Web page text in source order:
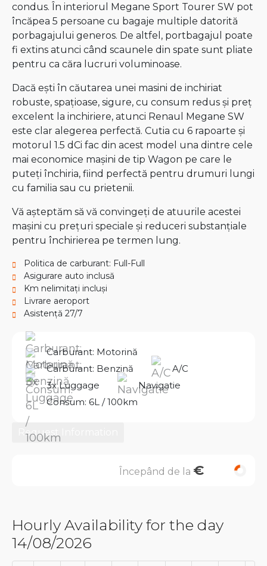
condus. În interiorul Megane Sport Tourer SW pot
încăpea 5 persoane cu bagaje multiple datorită
porbagajului generos. De altfel, portbagajul poate
fi extins atunci când scaunele din spate sunt pliate
pentru ca căra lucruri voluminoase.
Dacă ești în căutarea unei masini de inchiriat
robuste, spațioase, sigure, cu consum redus și preț
excelent la inchiriere, atunci Renaul Megane SW
este clar alegerea perfectă. Cutia cu 6 rapoarte și
motorul 1.5 dCi fac din acest model una dintre cele
mai economice mașini de tip Wagon pe care le
puteți închiria, fiind perfectă pentru drumuri lungi
cu familia sau cu prietenii.
Vă așteptăm să vă convingeți de atuurile acestei
mașini cu prețuri speciale și reduceri substanțiale
pentru închirierea pe termen lung.
Politica de carburant: Full-Full
Asigurare auto inclusă
Km nelimitați incluși
Livrare aeroport
Asistență 27/7
Carburant: Motorină
Carburant: Benzină
A/C
3x Luggage
Navigatie
Consum: 6L / 100km
Request Information
Începând de la €
Hourly Availability for the day
14/08/2026